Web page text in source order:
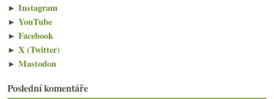
► Instagram
► YouTube
► Facebook
► X (Twitter)
► Mastodon
Poslední komentáře